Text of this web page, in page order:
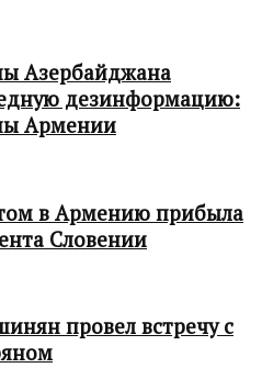
Азербайджана
дезинформацию:
Армении
в Армению прибыла
Словении
провел встречу с